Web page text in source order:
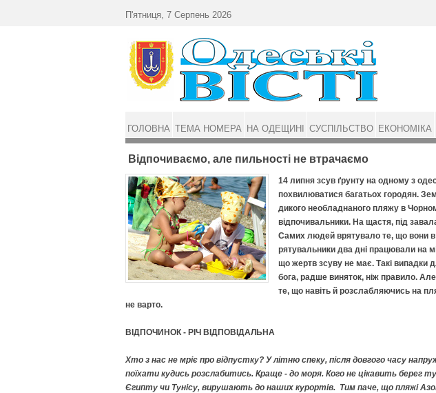
Відпочиваємо, але пильності не втрачаємо
14 липня зсув ґрунту на одному з
похвилюватися багатьох городян.
дикого необладнаного пляжу в
відпочивальники. На щастя, під
Самих людей врятувало те, що вони в
рятувальники два дні працювали на
що жертв зсуву не має. Такі випадки
бога, радше виняток, ніж правило.
те, що навіть й розслабляючись на
не варто.
ВІДПОЧИНОК - РІЧ ВІДПОВІДАЛЬНА
Хто з нас не мріє про відпустку? У літню спеку, після довгого часу
поїхати кудись розслабитись. Краще - до моря. Кого не цікавить берег
Єгипту чи Тунісу, вирушають до наших курортів. Тим паче, що пляжі
П'ятниця, 7 Серпень 2026
ГОЛОВНА ТЕМА НОМЕРА НА ОДЕЩИНІ СУСПІЛЬСТВО ЕКОНОМІКА